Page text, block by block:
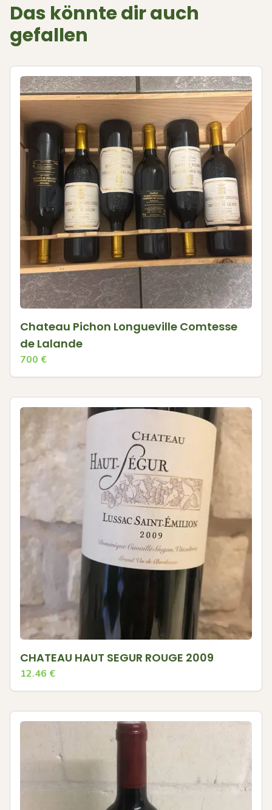
Das könnte dir auch
gefallen
Chateau Pichon Longueville Comtesse
de Lalande
700 €
CHATEAU HAUT SEGUR ROUGE 2009
12.46 €